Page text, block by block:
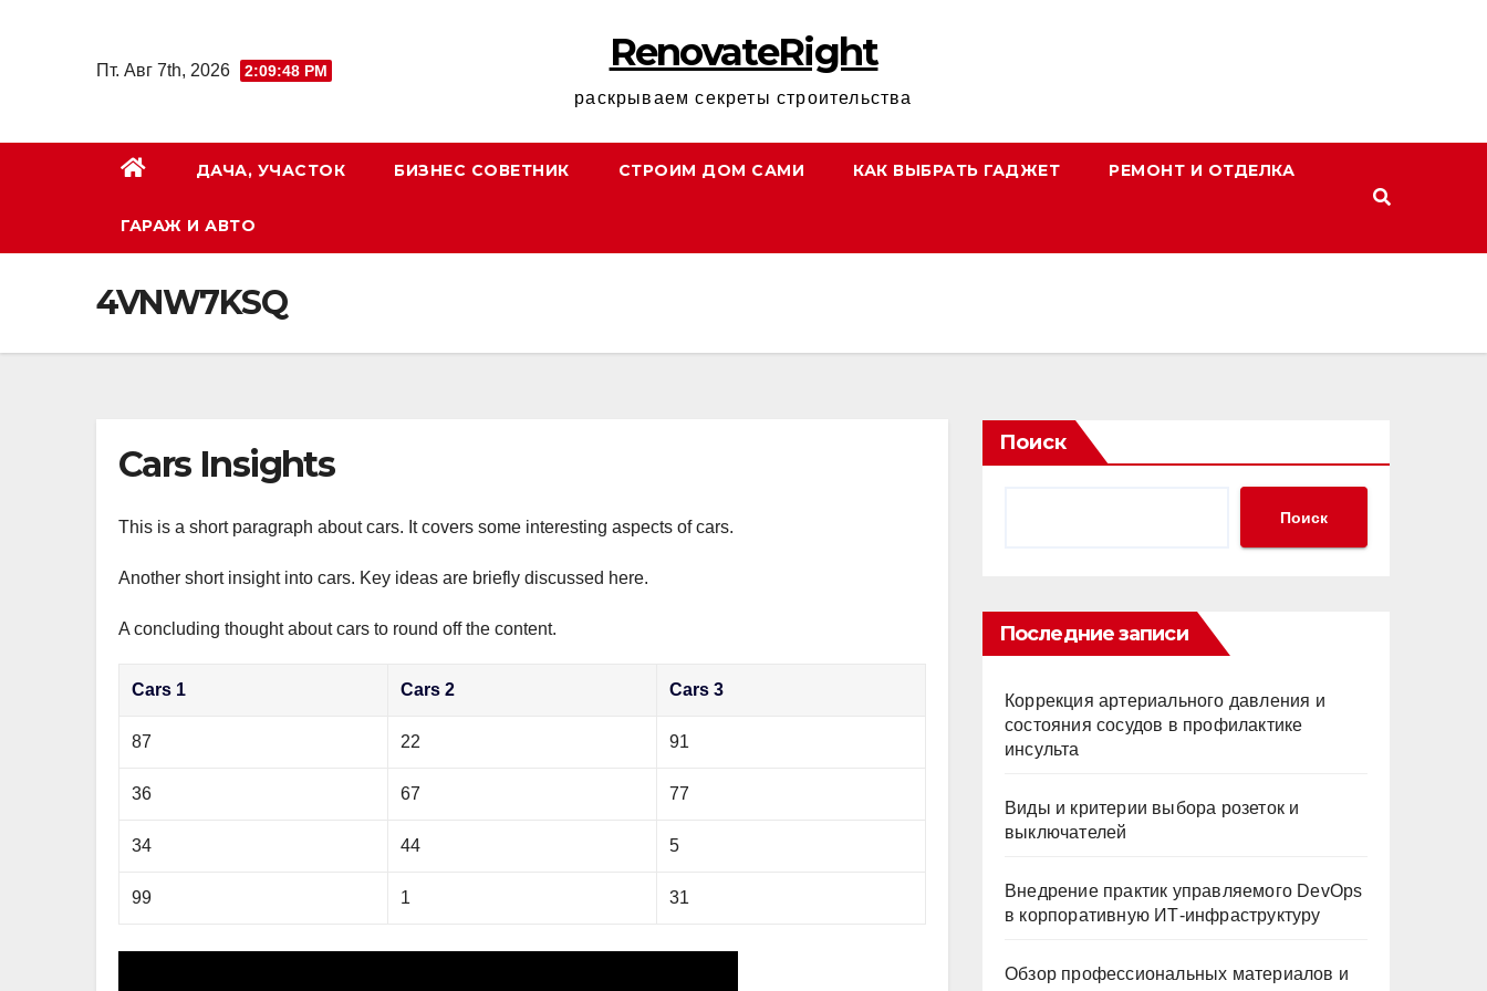
содержимому
Пт. Авг 7th, 2026 2:09:49 PM RenovateRight
раскрываем секреты строительства
ДАЧА, УЧАСТОК БИЗНЕС СОВЕТНИК СТРОИМ ДОМ САМИ КАК ВЫБРАТЬ ГАДЖЕТ РЕМОНТ И ОТДЕЛКА
ГАРАЖ И АВТО
4VNW7KSQ
Cars Insights
This is a short paragraph about cars. It covers some interesting aspects of cars.
Another short insight into cars. Key ideas are briefly discussed here.
A concluding thought about cars to round off the content.
Cars 1 Cars 2 Cars 3
87 22 91
36 67 77
34 44 5
99 1 31
Поиск
Поиск
Последние записи
Коррекция артериального давления и
состояния сосудов в профилактике
инсульта
Виды и критерии выбора розеток и
выключателей
Внедрение практик управляемого DevOps
в корпоративную ИТ-инфраструктуру
Обзор профессиональных материалов и